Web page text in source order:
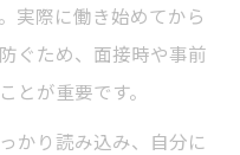
実際に働き始めてから
ぐため、面接時や事前
とが重要です。
かり読み込み、自分に